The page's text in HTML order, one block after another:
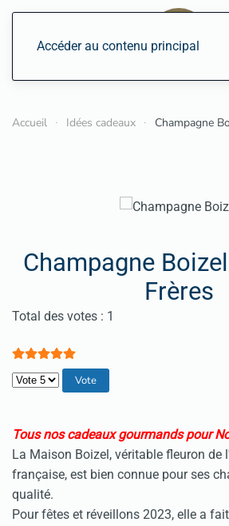
Accéder au contenu principal
Accueil Idées cadeaux Champagne
Champagne
Frères
Vote utilisateur:5/
Total des votes : 1
Veuillez voter
Tous nos cadeaux gourmands pour
La Maison Boizel, véritable fleuron de
française, est bien connue pour ses
qualité.
Pour fêtes et réveillons 2023, elle a